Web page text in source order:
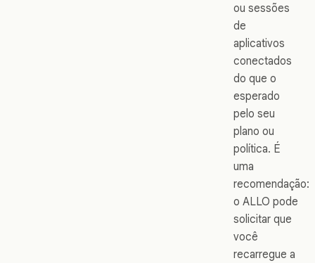
ou sessões
de
aplicativos
conectados
do que o
esperado
pelo seu
plano ou
política. É
uma
recomendação:
o ALLO pode
solicitar que
você
recarregue a